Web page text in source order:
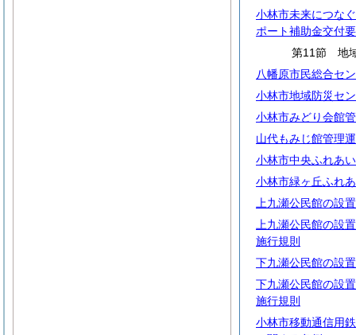
小林市未来につな
ポート補助金交付
第11節 地
八幡原市民総合セ
小林市地域防災セ
小林市みどり会館
山代もみじ館管理
小林市中央ふれあ
小林市緑ヶ丘ふれ
上九瀬公民館の設
上九瀬公民館の設
施行規則
下九瀬公民館の設
下九瀬公民館の設
施行規則
小林市移動通信用